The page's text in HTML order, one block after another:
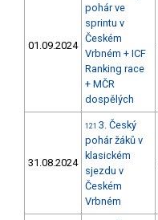
01.09.2024
pohár ve
sprintu v
Českém
Vrbném + ICF
Ranking race
+ MČR
dospělých
31.08.2024
121 3. Český
pohár žáků v
klasickém
sjezdu v
Českém
Vrbném